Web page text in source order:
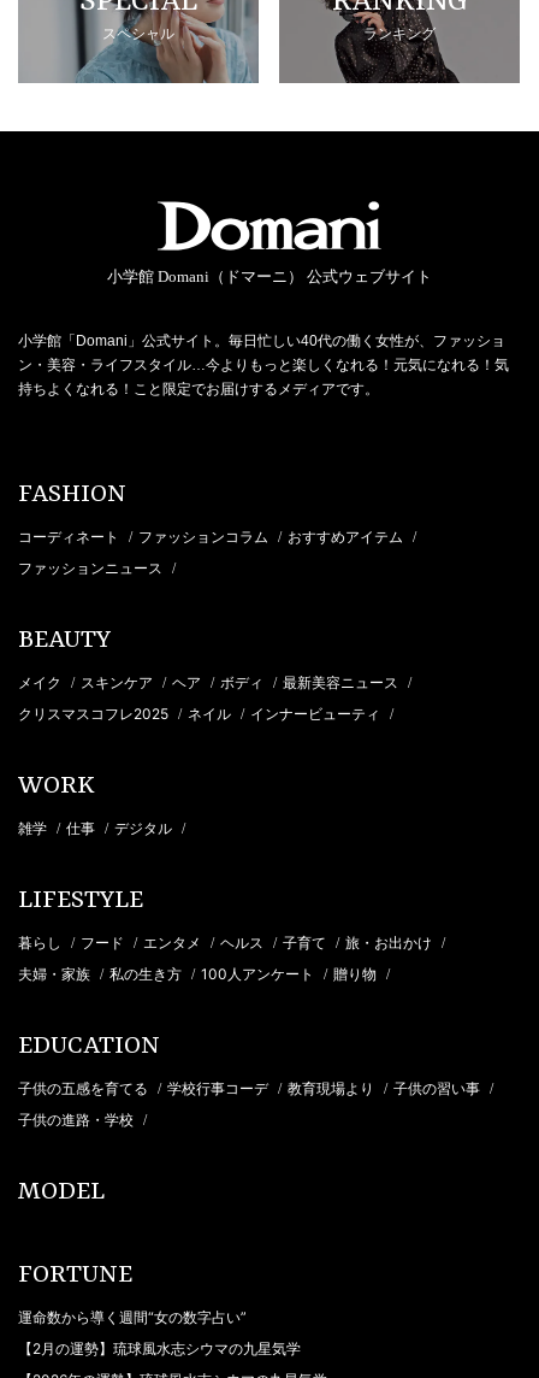
スペシャル ランキング
小学館 Domani（ドマーニ） 公式ウェブサイト
小学館「Domani」公式サイト。毎日忙しい40代の働く女性が、ファッショ
ン・美容・ライフスタイル…今よりもっと楽しくなれる！元気になれる！気
持ちよくなれる！こと限定でお届けするメディアです。
FASHION
コーディネート / ファッションコラム / おすすめアイテム /
ファッションニュース /
BEAUTY
メイク / スキンケア / ヘア / ボディ / 最新美容ニュース /
クリスマスコフレ2025 / ネイル / インナービューティ /
WORK
雑学 / 仕事 / デジタル /
LIFESTYLE
暮らし / フード / エンタメ / ヘルス / 子育て / 旅・お出かけ /
夫婦・家族 / 私の生き方 / 100人アンケート / 贈り物 /
EDUCATION
子供の五感を育てる / 学校行事コーデ / 教育現場より / 子供の習い事 /
子供の進路・学校 /
MODEL
FORTUNE
運命数から導く週間“女の数字占い”
【2月の運勢】琉球風水志シウマの九星気学